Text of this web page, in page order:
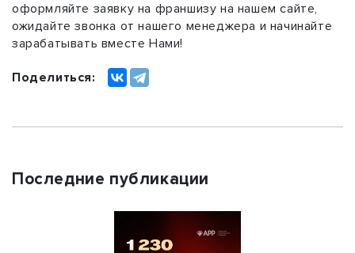
оформляйте заявку на франшизу на нашем сайте,
ожидайте звонка от нашего менеджера и начинайте
зарабатывать вместе Нами!
Поделиться:
Последние публикации